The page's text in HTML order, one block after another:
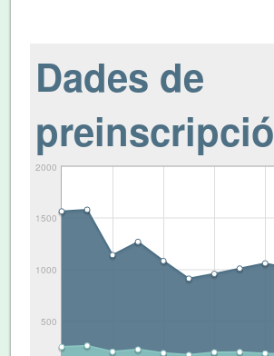
Dades de
preinscripció
500
1000
1500
2000